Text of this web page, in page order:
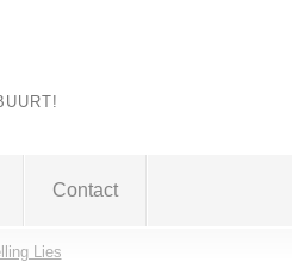
Contact
Lies